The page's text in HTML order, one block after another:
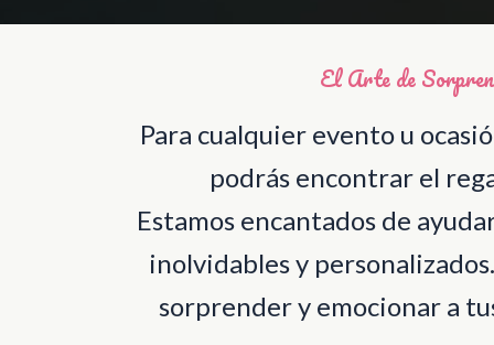
El Arte de
Para cualquier evento u
podrás encontrar el
Estamos encantados de
inolvidables y
sorprender y emocionar a